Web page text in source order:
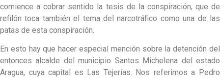
comience a cobrar sentido la tesis de la conspiración, que de
refilón toca también el tema del narcotráfico como una de las
patas de esta conspiración.
En esto hay que hacer especial mención sobre la detención del
entonces alcalde del municipio Santos Michelena del estado
Aragua, cuya capital es Las Tejerías. Nos referimos a Pedro